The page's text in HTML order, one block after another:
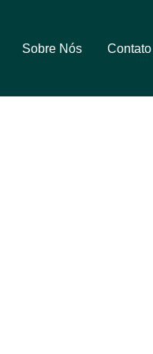
Sobre Nós Contato